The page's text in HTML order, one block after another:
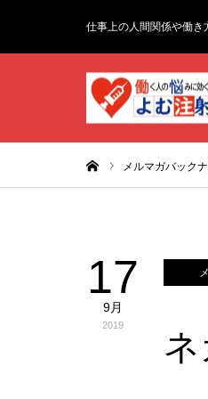
仕事上の人間関係や働
メルマガバック
17
9月
2019